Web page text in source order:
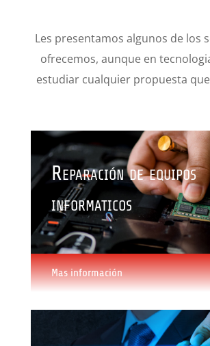
Les presentamos algunos de los
ofrecemos, aunque en
estudiar cualquier propuesta
Reparación de equipos
informaticos
Mas información